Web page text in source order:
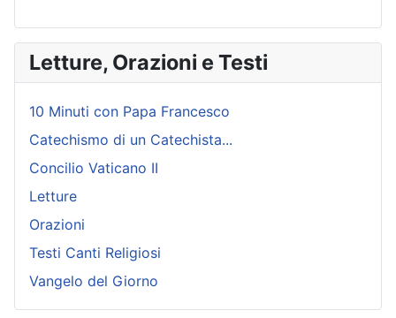
Letture, Orazioni e Testi
10 Minuti con Papa Francesco
Catechismo di un Catechista...
Concilio Vaticano II
Letture
Orazioni
Testi Canti Religiosi
Vangelo del Giorno